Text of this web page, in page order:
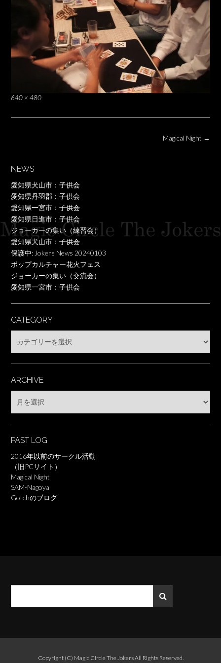
Full
640 × 480
Magical Night →
NEWS
愛知県犬山市：子供会
愛知県丹羽郡：子供会
愛知県一宮市：子供会
愛知県日進市：子供会
ジョーカーの集い（練習会）
愛知県犬山市：子供会
保護中: Jokers News 20240103
ポップカルチャー花火フェス
ジョーカーの集い（交流会）
愛知県一宮市：子供会
CATEGORY
ARCHIVE
PAST LOG
2016年以前のサークル活動
（旧PCサイト）
Magical Night
SAM-Nagoya
Gotchのブログ
Copyright (C) Magic Circle The JokersAll Rights Reserved.